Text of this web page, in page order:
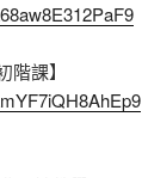
階課】